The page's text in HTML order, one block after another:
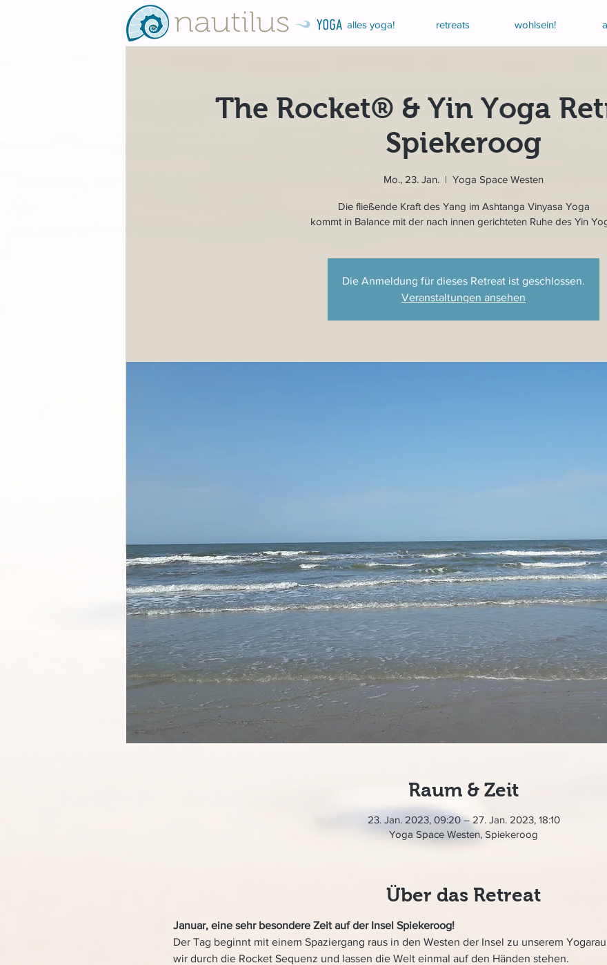
alles yoga! retreats wohlsein!
The Rocket® & Yin Yoga
Spiekeroog
Mo., 23. Jan.
  |
Yoga Space Westen
Die fließende Kraft des Yang im Ashtanga Vinyasa Yoga
kommt in Balance mit der nach innen gerichteten Ruhe des Yin
Die Anmeldung für dieses Retreat ist geschlossen.
Veranstaltungen ansehen
Raum & Zeit
23. Jan. 2023, 09:20 – 27. Jan. 2023, 18:10
Yoga Space Westen, Spiekeroog
Über das Retreat
Januar, eine sehr besondere Zeit auf der Insel Spiekeroog!
Der Tag beginnt mit einem Spaziergang raus in den Westen der Insel zu unserem
wir durch die Rocket Sequenz und lassen die Welt einmal auf den Händen stehen.